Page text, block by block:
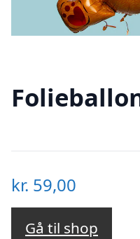
kr. 59,00
Gå til shop